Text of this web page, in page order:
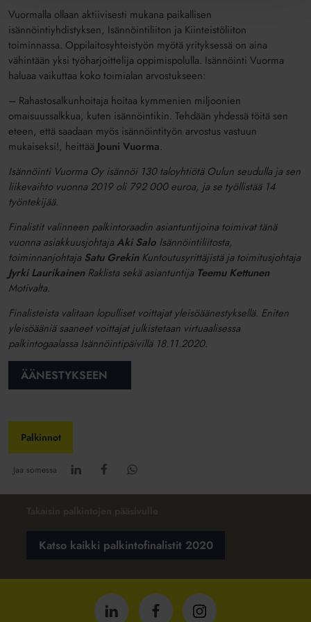
Vuormalla ollaan aktiivisesti mukana paikallisen
isännöintiyhdistyksen, Isännöintiliiton ja Kiinteistöliiton
toiminnassa. Oppilaitosyhteistyön myötä yrityksessä on aina
vähintään yksi työharjoittelija oppimispolulla. Isännöinti Vuorma
haluaa vaikuttaa koko toimialan arvostukseen:
– Rahastosalkunhoitaja hoitaa kymmenien miljoonien
omaisuussalkkua, kuten isännöintikin. Tehdään yhdessä töitä sen
eteen, että saadaan myös isännöintityön arvostus vastuun
mukaiseksi!, heittää Jouni Vuorma.
Isännöinti Vuorma Oy isännöi 130 taloyhtiötä Oulun seudulla ja sen
liikevaihto vuonna 2019 oli 792 000 euroa, ja se työllistää 14
työntekijää.
Finalistit valinneen palkintoraadin asiantuntijoina toimivat tänä
vuonna asiakkuusjohtajaAki Salo Isännöintiliitosta,
toiminnanjohtajaSatu GrekinKuntoutusyrittäjistä ja toimitusjohtaja
Jyrki LaurikainenRaklista sekä asiantuntija Teemu Kettunen
Motivalta.
Finalisteista valitaan lopulliset voittajat yleisöäänestyksellä. Eniten
yleisöääniä saaneet voittajat julkistetaan virtuaalisessa
palkintogaalassa Isännöintipäivillä 18.11.2020.
ÄÄNESTYKSEEN
Palkinnot
Jaa somessa
Katso kaikki palkintofinalistit 2020
IsännöintiliittoIsännöintiliittoIsännöintiliitto